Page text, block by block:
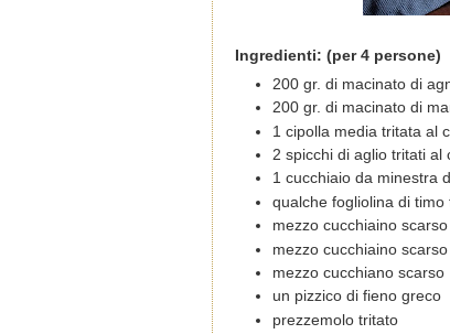
Ingredienti: (per 4 persone)
200gr. di macinato di
200 gr. di macinato di
1 cipolla media tritata al
2 spicchi di aglio tritati al
1 cucchiaio da minestra
qualche fogliolina di timo
mezzo cucchiaino
mezzo cucchiaino
mezzo cucchiano
un pizzico di fieno greco
prezzemolo tritato